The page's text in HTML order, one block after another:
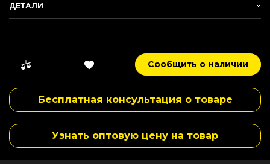
ДЕТАЛИ
Вес -
250 г
Печенье ,
Сладкий
Сырье -
Табачный лист
Нарезка -
Мелкая
Крепость -
Легкий
Дымность -
Высокая
Упаковка -
Пластиковый контейнер
Сообщить о наличии
Бесплатная консультация о товаре
Узнать оптовую цену на товар